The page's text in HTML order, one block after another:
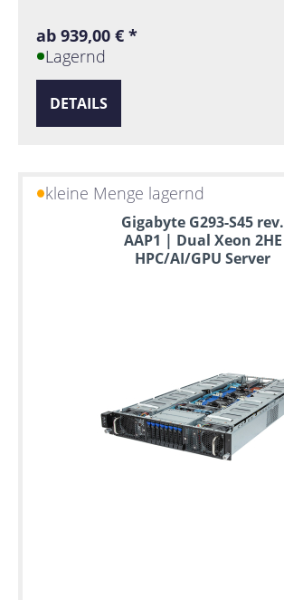
ab 939,00 € *
Lagernd
DETAILS
kleine Menge lagernd
Gigabyte G293-S45 rev.
AAP1 | Dual Xeon 2HE
HPC/AI/GPU Server